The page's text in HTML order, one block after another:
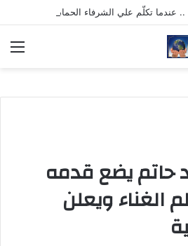
حاتم يضع قدمه
الغناء ويعلن